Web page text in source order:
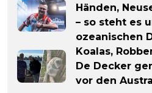
Händen,
– so steht es
ozeanischen
Koalas,
De Decker
vor den